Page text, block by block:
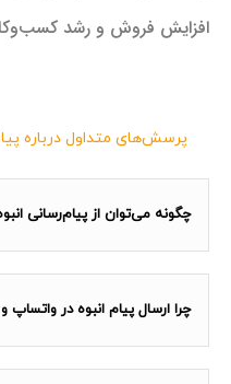
افزایش فروش و رشد
پرسش‌های متداول درباره
چگونه می‌توان از پیام‌رسانی
چرا ارسال پیام انبوه در